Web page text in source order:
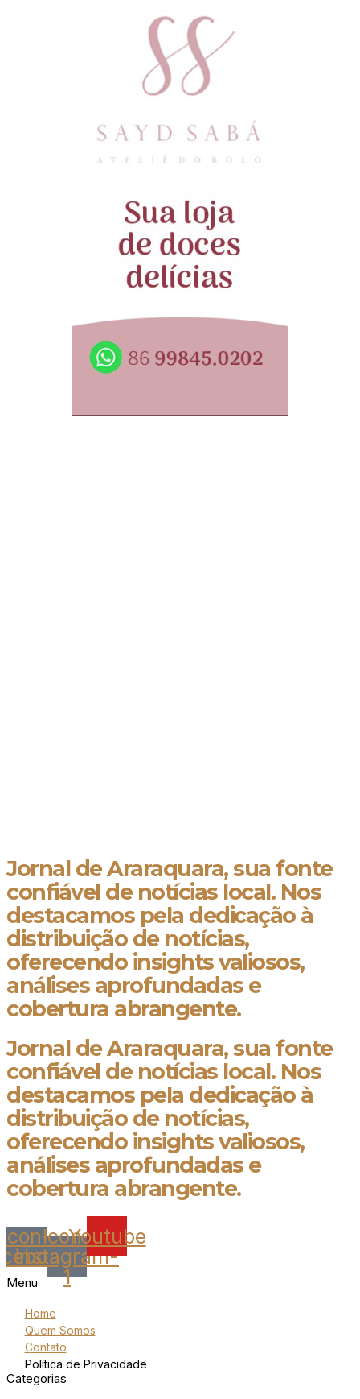
Jornal de Araraquara, sua fonte
confiável de notícias local. Nos
destacamos pela dedicação à
distribuição de notícias,
oferecendo insights valiosos,
análises aprofundadas e
cobertura abrangente.
Jornal de Araraquara, sua fonte
confiável de notícias local. Nos
destacamos pela dedicação à
distribuição de notícias,
oferecendo insights valiosos,
análises aprofundadas e
cobertura abrangente.
Icon-Icon-
instagram-
1
Youtube
Menu
Home
Quem Somos
Contato
Política de Privacidade
Categorias